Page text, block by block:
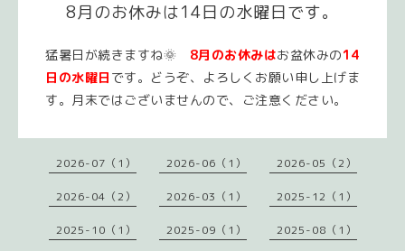
8月のお休みは14日の水曜日です。
猛暑日が続きますね🌞 8月のお休みはお盆休みの14
日の水曜日 です。どうぞ、よろしくお願い申し上げま
す。月末ではございませんので、ご注意ください。
2026-07（1） 2026-06（1） 2026-05（2）
2026-04（2） 2026-03（1） 2025-12（1）
2025-10（1） 2025-09（1） 2025-08（1）